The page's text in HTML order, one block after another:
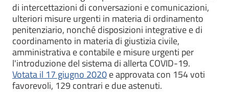
di intercettazioni di conversazioni e comunicazioni,
ulteriori misure urgenti in materia di ordinamento
penitenziario, nonché disposizioni integrative e di
coordinamento in materia di giustizia civile,
amministrativa e contabile e misure urgenti per
l'introduzione del sistema di allerta COVID-19.
Votata il 17 giugno 2020e approvata con 154 voti
favorevoli, 129 contrari e due astenuti.